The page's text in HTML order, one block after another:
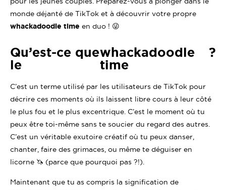
monde déjanté de TikTok et à découvrir votre propre
whackadoodle time en duo ! 😜
Qu’est-ce que
le
whackadoodle
time
?
C’est un terme utilisé par les utilisateurs de TikTok pour
décrire ces moments où ils laissent libre cours à leur côté
le plus fou et le plus excentrique. C’est le moment où tu
peux être toi-même sans te soucier du regard des autres.
C’est un véritable exutoire créatif où tu peux danser,
chanter, faire des grimaces, ou même te déguiser en
licorne 🦄 (parce que pourquoi pas ?!).
Maintenant que tu as compris la signification de